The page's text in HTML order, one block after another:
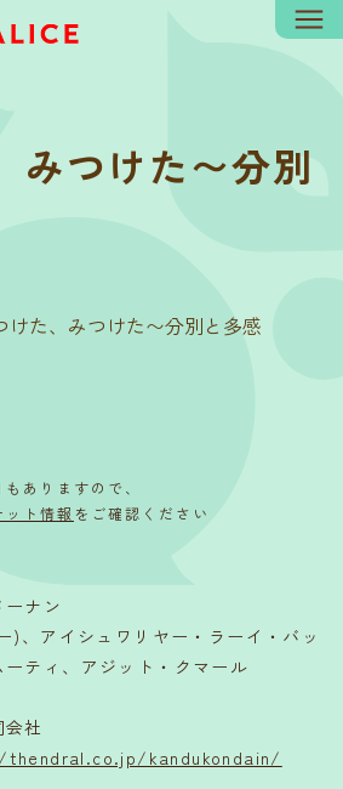
みつけた〜分別
けた、みつけた〜分別と多感
ありますので、
ット情報 をご確認ください
ナン
)、アイシュワリヤー・ラーイ・バッ
ティ、アジット・クマール
社
kandukondain/